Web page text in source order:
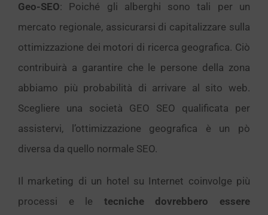
Geo-SEO: Poiché gli alberghi sono tali per un
mercato regionale, assicurarsi di capitalizzare sulla
ottimizzazione dei motori di ricerca geografica. Ciò
contribuirà a garantire che le persone della zona
abbiamo più probabilità di arrivare al sito web.
Scegliere una società GEO SEO qualificata per
assistervi, l’ottimizzazione geografica è un pò
diversa da quello normale SEO.
Il marketing di un hotel su Internet coinvolge più
processi e le tecniche dovrebbero essere